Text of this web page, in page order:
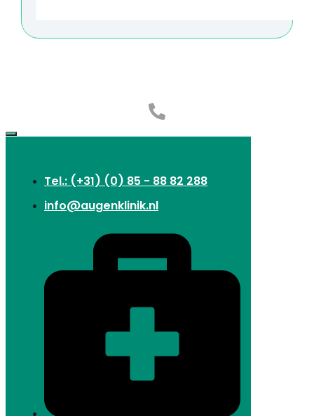
Tel.: (+31) (0) 85 - 88 82 288
info@augenklinik.nl